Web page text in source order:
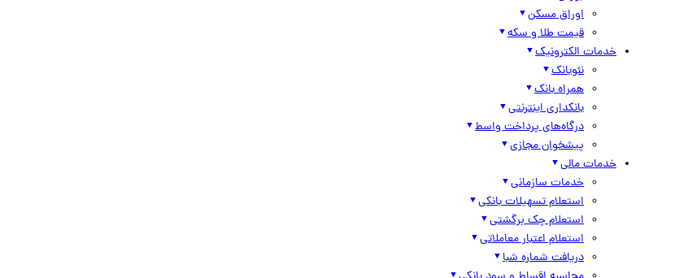
اوراق مسکن
قیمت طلا و سکه
خدمات الکترونیک
نئوبانک
همراه بانک
بانکداری اینترنتی
درگاه‌های پرداخت واسط
پیشخوان مجازی
خدمات مالی
خدمات سازمانی
استعلام تسهیلات بانکی
استعلام چک برگشتی
استعلام اعتبار معاملاتی
دریافت شماره شبا